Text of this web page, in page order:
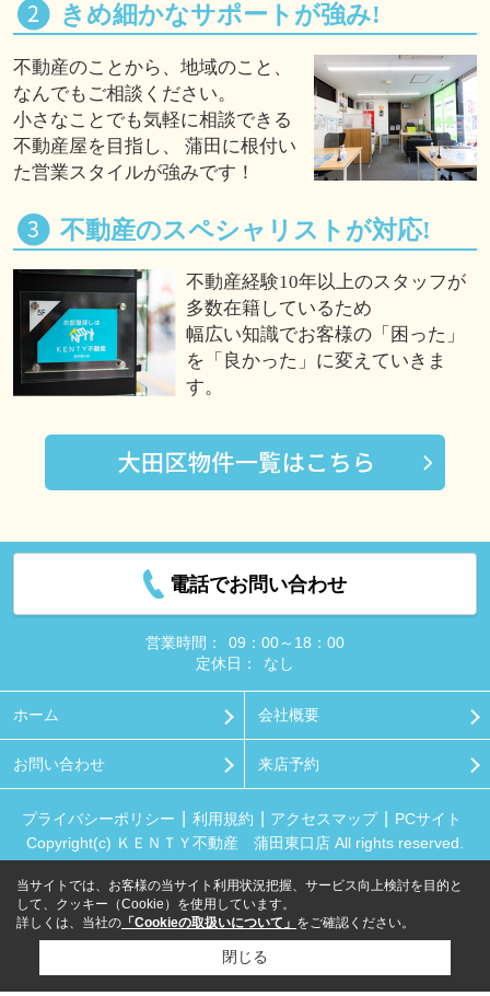
きめ細かなサポートが強み!
不動産のことから、地域のこと、
なんでもご相談ください。
小さなことでも気軽に相談できる
不動産屋を目指し、 蒲田に根付い
た営業スタイルが強みです！
不動産のスペシャリストが対応!
不動産経験10年以上のスタッフが
多数在籍しているため
幅広い知識でお客様の「困った」
を「良かった」に変えていきま
す。
電話でお問い合わせ
営業時間：
09：00～18：00
定休日：
なし
ホーム 会社概要
お問い合わせ 来店予約
プライバシーポリシー 利用規約 アクセスマップ
PCサイト
Copyright(c) ＫＥＮＴＹ不動産 蒲田東口店 All rights reserved.
当サイトでは、お客様の当サイト利用状況把握、サービス向上検討を目的と
して、クッキー（Cookie）を使用しています。
詳しくは、当社の 「Cookieの取扱いについて」 をご確認ください。
閉じる